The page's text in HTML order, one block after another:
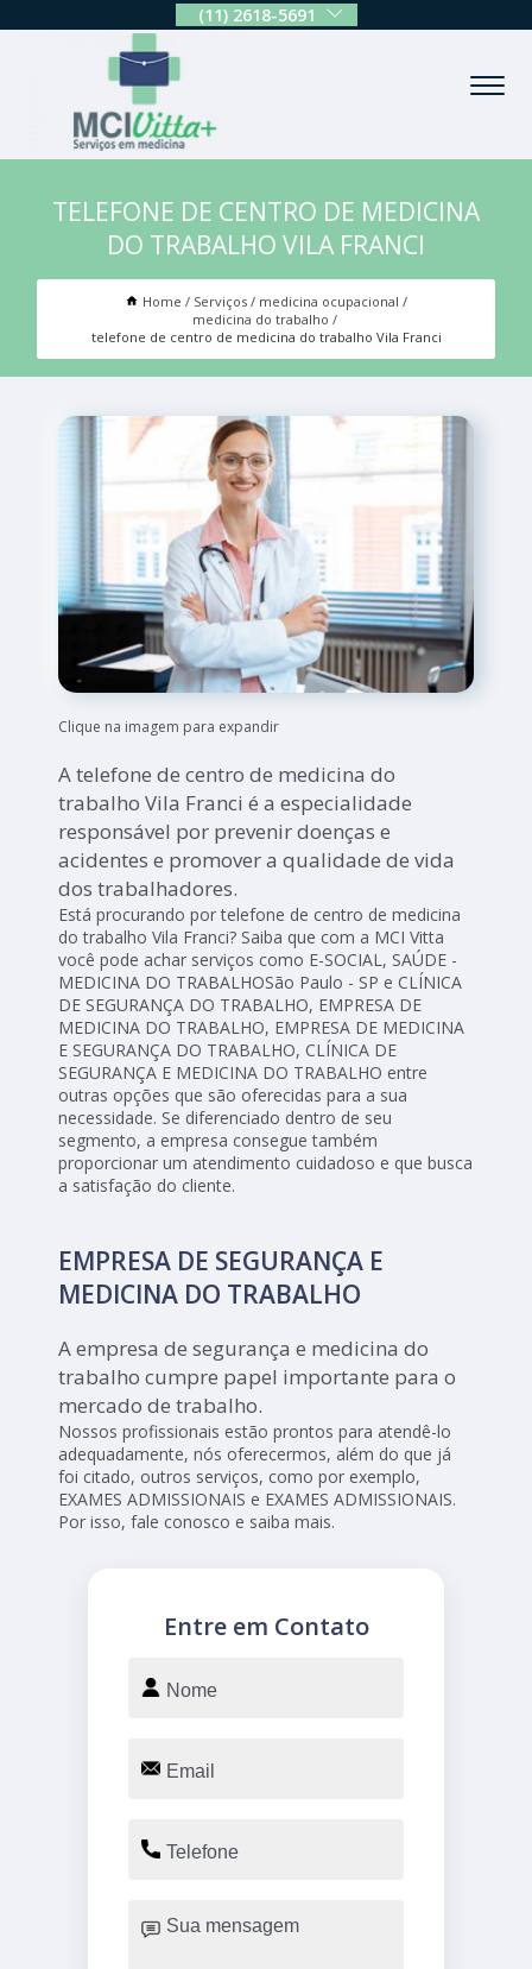
(11) 2618-5691
TELEFONE DE CENTRO DE MEDICINA
DO TRABALHO VILA FRANCI
Home Serviços
medicina ocupacional
medicina do trabalho
telefone de centro de medicina do trabalho Vila Franci
Clique na imagem para expandir
A telefone de centro de medicina do
trabalho Vila Franci é a especialidade
responsável por prevenir doenças e
acidentes e promover a qualidade de vida
dos trabalhadores.
Está procurando por telefone de centro de medicina
do trabalho Vila Franci? Saiba que com a MCI Vitta
você pode achar serviços como E-SOCIAL, SAÚDE -
MEDICINA DO TRABALHOSão Paulo - SP e CLÍNICA
DE SEGURANÇA DO TRABALHO, EMPRESA DE
MEDICINA DO TRABALHO, EMPRESA DE MEDICINA
E SEGURANÇA DO TRABALHO, CLÍNICA DE
SEGURANÇA E MEDICINA DO TRABALHO entre
outras opções que são oferecidas para a sua
necessidade. Se diferenciado dentro de seu
segmento, a empresa consegue também
proporcionar um atendimento cuidadoso e que busca
a satisfação do cliente.
EMPRESA DE SEGURANÇA E
MEDICINA DO TRABALHO
A empresa de segurança e medicina do
trabalho cumpre papel importante para o
mercado de trabalho.
Nossos profissionais estão prontos para atendê-lo
adequadamente, nós oferecermos, além do que já
foi citado, outros serviços, como por exemplo,
EXAMES ADMISSIONAIS e EXAMES ADMISSIONAIS.
Por isso, fale conosco e saiba mais.
Entre em Contato